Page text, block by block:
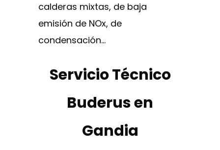
calderas mixtas, de baja
emisión de NOx, de
condensación…
Servicio Técnico
Buderus en
Gandia